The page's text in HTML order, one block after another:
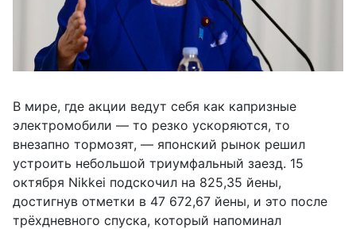
В мире, где акции ведут себя как капризные
электромобили — то резко ускоряются, то
внезапно тормозят, — японский рынок решил
устроить небольшой триумфальный заезд. 15
октября Nikkei подскочил на 825,35 йены,
достигнув отметки в 47 672,67 йены, и это после
трёхдневного спуска, который напоминал